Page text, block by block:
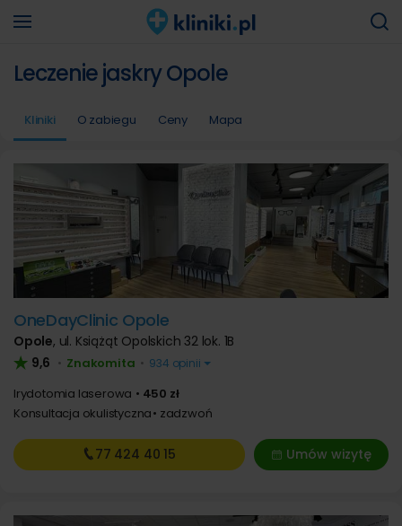
Leczenie jaskry Opole
Kliniki O zabiegu Ceny Mapa
OneDayClinic Opole
Opole, ul. Książąt Opolskich 32 lok. 1B
9,6 • Znakomita • 934 opinii
Irydotomia laserowa
450 zł
Konsultacja okulistyczna zadzwoń
Umów wizytę
77 424 40 15